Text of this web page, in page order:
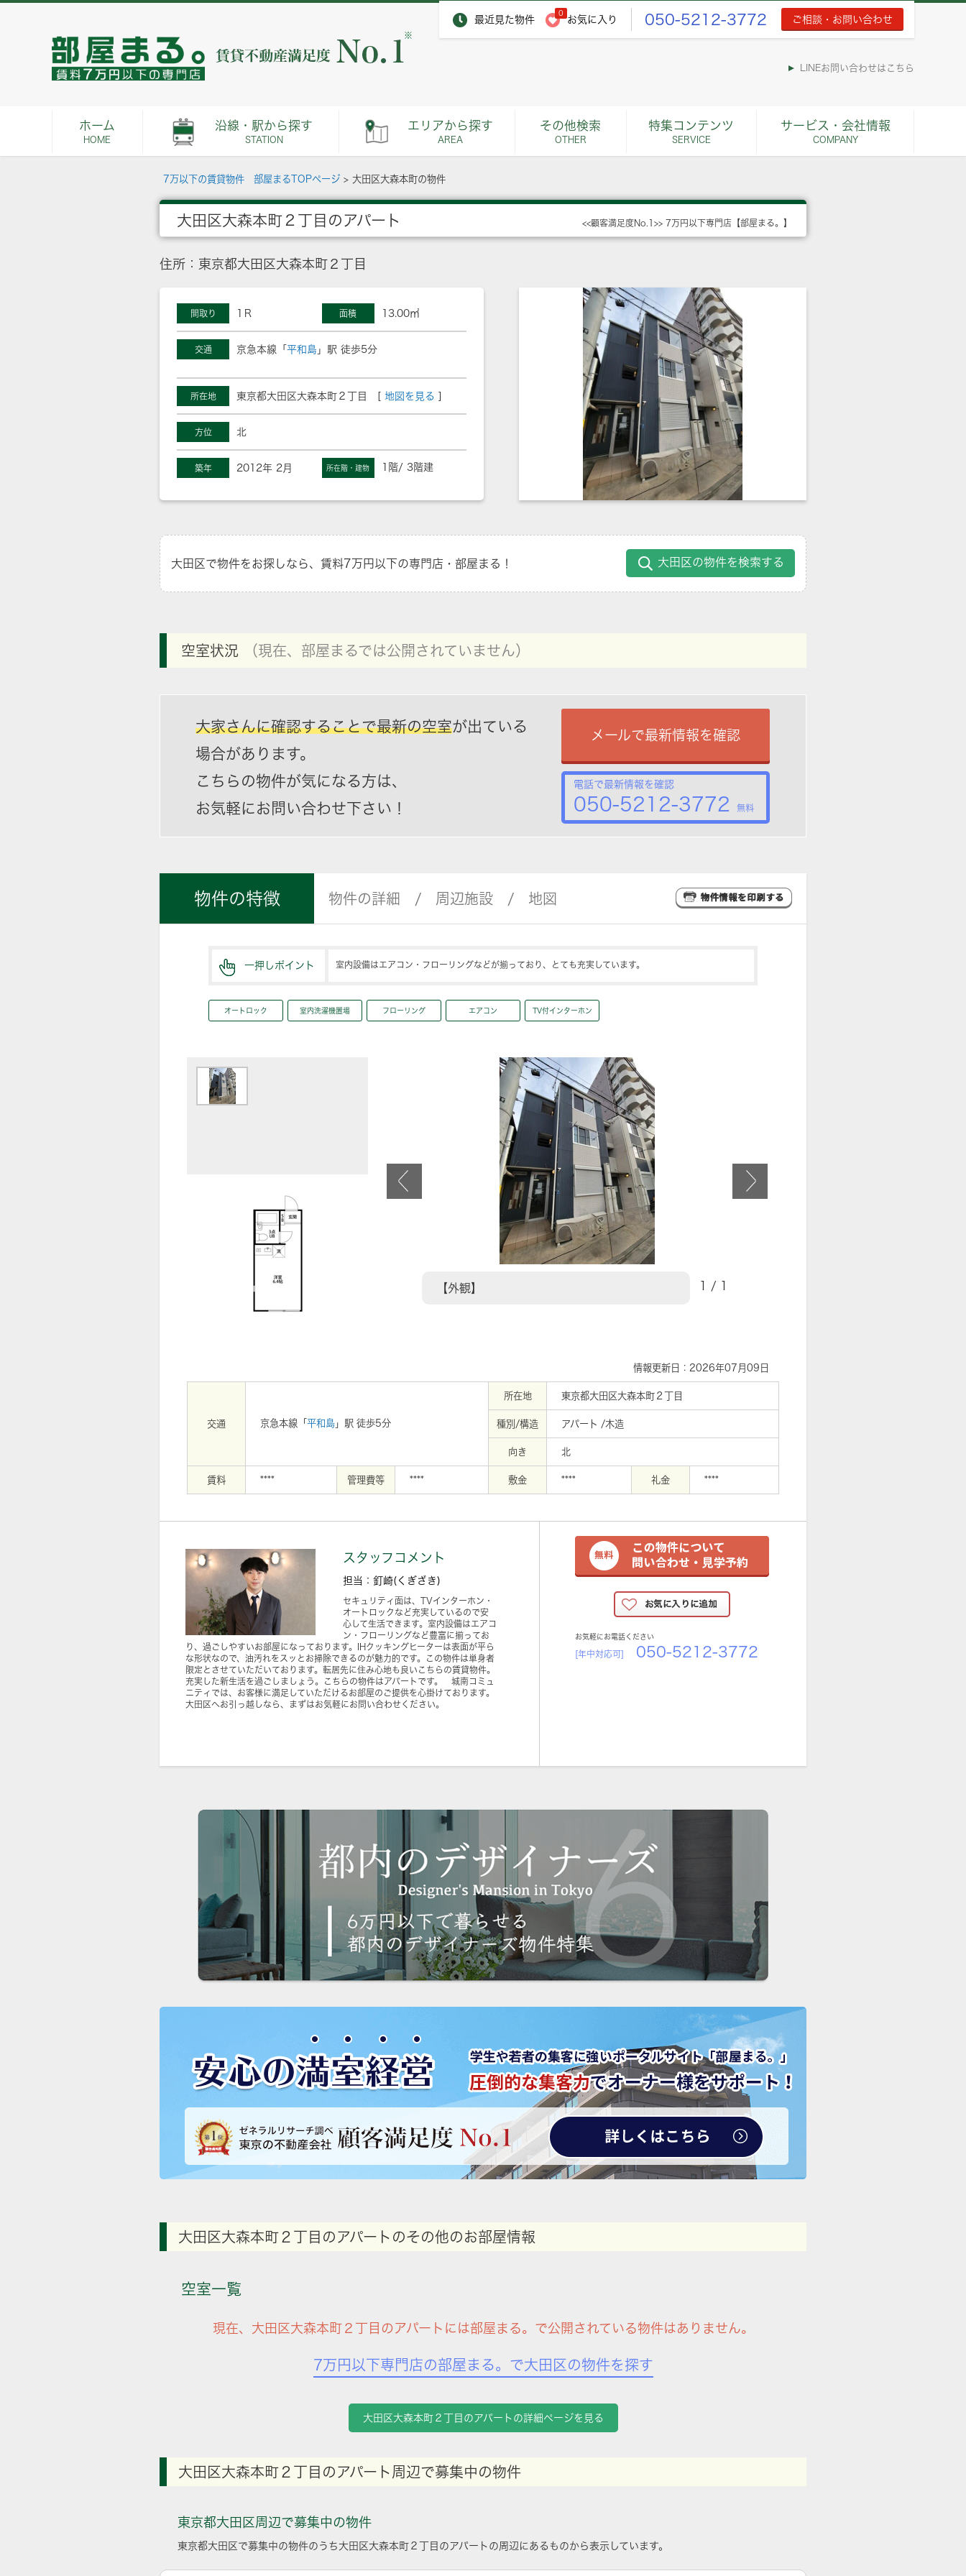
最近見た物件
0
お気に入り 050-5212-3772 ご相談・お問い合わせ
※
LINEお問い合わせはこちら
ホーム
HOME
沿線・駅から探す
STATION
エリアから探す
AREA
その他検索
OTHER
特集コンテンツ
SERVICE
サービス・会社情報
COMPANY
7万以下の賃貸物件 部屋まるTOPページ > 大田区大森本町の物件
大田区大森本町２丁目のアパート <<顧客満足度No.1>> 7万円以下専門店【部屋まる。】
住所：東京都大田区大森本町２丁目
間取り 1Ｒ 面積 13.00㎡
交通 京急本線「 平和島 」駅 徒歩5分
所在地 東京都大田区大森本町２丁目 [ 地図を見る
方位 北
築年 2012年 2月 所在階・建物 1階/ 3階建
大田区で物件をお探しなら、賃料7万円以下の専門店・部屋まる！ 大田区の物件を検索する
空室状況 （現在、部屋まるでは公開されていません）
大家さんに確認することで最新の空室が出ている
場合があります。
こちらの物件が気になる方は、
お気軽にお問い合わせ下さい！
メールで最新情報を確認
電話で最新情報を確認
050-5212-3772 無料
物件の特徴 物件の詳細 周辺施設 地図
一押しポイント 室内設備はエアコン・フローリングなどが揃っており、とても充実しています。
オートロック 室内洗濯機置場 フローリング エアコン TV付インターホン
【外観】 1 / 1
情報更新日：2026年07月09日
交通 京急本線「 平和島 」駅 徒歩5分
所在地 東京都大田区大森本町２丁目
種別/構造 アパート /木造
向き 北
賃料 **** 管理費等 **** 敷金 **** 礼金 ****
スタッフコメント
担当：釘崎(くぎざき)
セキュリティ面は、TVインターホン・
オートロックなど充実しているので安
心して生活できます。室内設備はエアコ
ン・フローリングなど豊富に揃ってお
り、過ごしやすいお部屋になっております。IHクッキングヒーターは表面が平ら
な形状なので、油汚れをスッとお掃除できるのが魅力的です。この物件は単身者
限定とさせていただいております。転居先に住み心地も良いこちらの賃貸物件。
充実した新生活を過ごしましょう。こちらの物件はアパートです。 城南コミュ
ニティでは、お客様に満足していただけるお部屋のご提供を心掛けております。
大田区へお引っ越しなら、まずはお気軽にお問い合わせください。
お気軽にお電話ください
[年中対応可] 050-5212-3772
大田区大森本町２丁目のアパートのその他のお部屋情報
空室一覧
現在、大田区大森本町２丁目のアパートには部屋まる。で公開されている物件はありません。
7万円以下専門店の部屋まる。で大田区の物件を探す
大田区大森本町２丁目のアパートの詳細ページを見る
大田区大森本町２丁目のアパート周辺で募集中の物件
東京都大田区周辺で募集中の物件
東京都大田区で募集中の物件のうち大田区大森本町２丁目のアパートの周辺にあるものから表示しています。